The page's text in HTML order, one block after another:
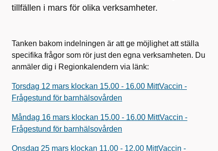
tillfällen i mars för olika verksamheter.
Tanken bakom indelningen är att ge möjlighet att ställa
specifika frågor som rör just den egna verksamheten. Du
anmäler dig i Regionkalendern via länk:
Torsdag 12 mars klockan 15.00 - 16.00 MittVaccin -
Frågestund för barnhälsovården
Måndag 16 mars klockan 15.00 - 16.00 MittVaccin -
Frågestund för barnhälsovården
Onsdag 25 mars klockan 11.00 - 12.00 MittVaccin -